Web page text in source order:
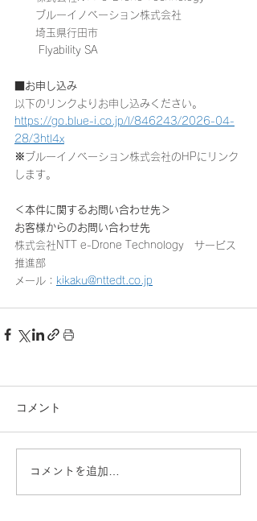
ブルーイノベーション株式会社
埼玉県行田市
Flyability SA
■お申し込み
以下のリンクよりお申し込みください。
https://go.blue-i.co.jp/l/846243/2026-04-
28/3htl4x
※ブルーイノベーション株式会社のHPにリンク
します。
＜本件に関するお問い合わせ先＞
お客様からのお問い合わせ先
株式会社NTT e-Drone Technology　サービス
推進部
メール： kikaku@nttedt.co.jp
コメント
コメントを追加…